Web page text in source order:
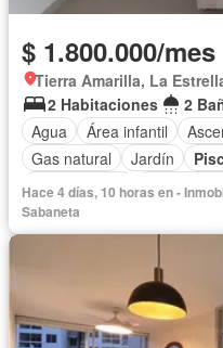
$ 1.800.000/mes
Tierra Amarilla, La
2 Habitaciones
2
Agua
Área infantil
Gas natural
Jardín
Permite niños
Solo
Hace 4 días, 10 horas en -
Sabaneta